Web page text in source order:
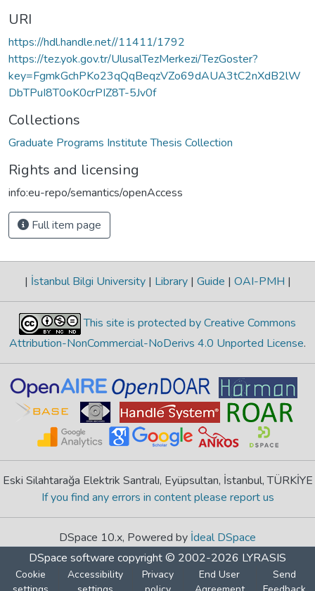
URI
https://hdl.handle.net//11411/1792
https://tez.yok.gov.tr/UlusalTezMerkezi/TezGoster?
key=FgmkGchPKo23qQqBeqzVZo69dAUA3tC2nXdB2lW
DbTPuI8T0oK0crPIZ8T-5Jv0f
Collections
Graduate Programs Institute Thesis Collection
Rights and licensing
info:eu-repo/semantics/openAccess
Full item page
| İstanbul Bilgi University | Library | Guide | OAI-PMH |
This site is protected by Creative Commons
Attribution-NonCommercial-NoDerivs 4.0 Unported License.
Eski Silahtarağa Elektrik Santralı, Eyüpsultan, İstanbul, TÜRKİYE
If you find any errors in content please report us
DSpace 10.x, Powered by İdeal DSpace
DSpace software copyright © 2002-2026 LYRASIS
Cookie
Accessibility
Privacy
End User
Send